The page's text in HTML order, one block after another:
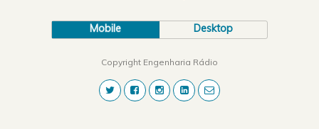
Mobile Desktop
Copyright Engenharia Rádio